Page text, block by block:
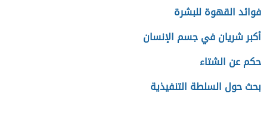
فوائد القهوة للبشرة
أكبر شريان في جسم الإنسان
حكم عن الشتاء
بحث حول السلطة التنفيذية